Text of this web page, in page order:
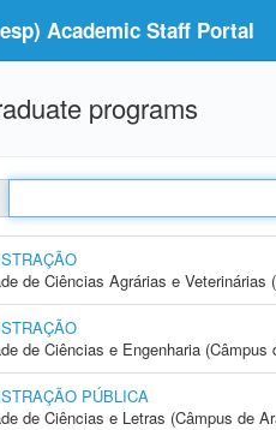
Academic Staff Portal
programs
de Ciências Agrárias e Veterinárias
de Ciências e Engenharia (Câmpus
PÚBLICA
de Ciências e Letras (Câmpus de